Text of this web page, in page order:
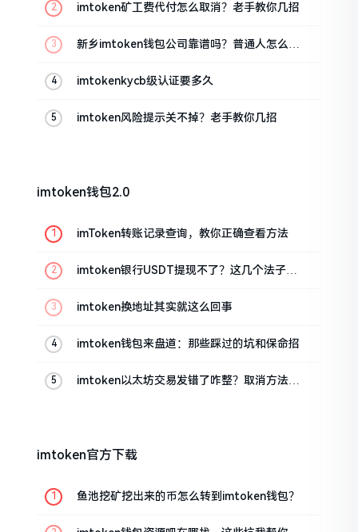
imtoken矿工费代付怎么取消？老手教你几招
新乡imtoken钱包公司靠谱吗？普通人怎么避
imtokenkycb级认证要多久
imtoken风险提示关不掉？老手教你几招
imtoken钱包2.0
imToken转账记录查询，教你正确查看方法
imtoken银行USDT提现不了？这几个法子能
imtoken换地址其实就这么回事
imtoken钱包来盘道：那些踩过的坑和保命招
imtoken以太坊交易发错了咋整？取消方法告
imtoken官方下载
鱼池挖矿挖出来的币怎么转到imtoken钱包？